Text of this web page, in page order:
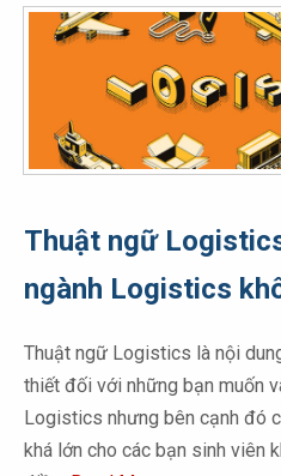
Thuật ngữ
ngành Logistics
Thuật ngữ Logistics là nội
thiết đối với những bạn muốn
Logistics nhưng bên cạnh đó
khá lớn cho các bạn sinh viên